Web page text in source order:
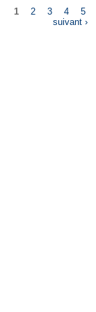
1 2 3 4 5
suivant ›